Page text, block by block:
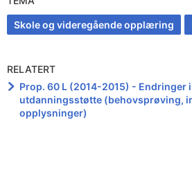
Skole og videregående opplæring
RELATERT
Prop. 60 L (2014-2015) - Endringer
utdanningsstøtte (behovsprøving,
opplysninger)